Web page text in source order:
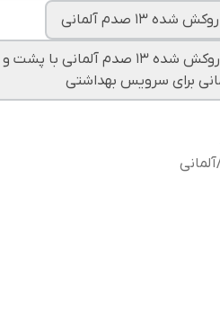
مغز روس روکش راش۸میل گرجستان روکش شده ۱۳ صدم آلمانی با پشت و